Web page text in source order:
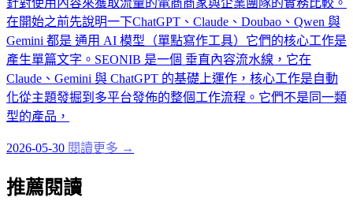
針對使用內容來獲取流量的電商商家與企業團隊的實務比較。
在開始之前先說明一下ChatGPT、Claude、Doubao、Qwen 與
Gemini 都是 通用 AI 模型（單點寫作工具）它們的核心工作是
產生單篇文字。SEONIB 是一個 垂直內容流水線，它在
Claude、Gemini 與 ChatGPT 的基礎上運作，核心工作是自動
化從主題發掘到多平台發佈的整個工作流程。它們不是同一類
型的產品，
2026-05-30 閱讀更多 →
推薦閱讀